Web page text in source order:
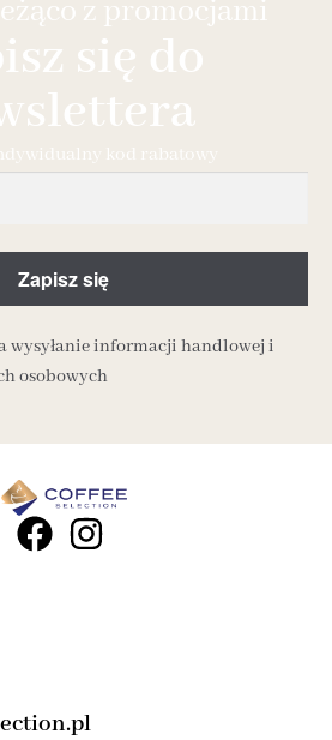
z promocjami
się do
kod rabatowy
wysyłanie informacji handlowej i
osobowych